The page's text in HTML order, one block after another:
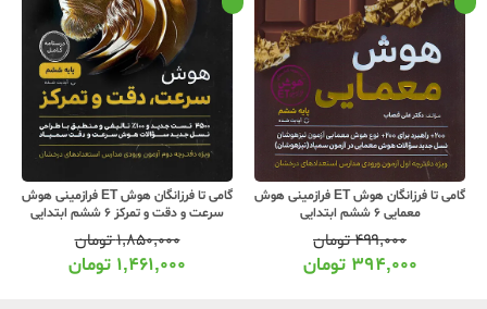
گامی تا فرزانگان هوش ET فرازمینی هوش
معمایی 6 ششم ابتدایی
۴۹۹,۰۰۰تومان
۳۹۴,۰۰۰ تومان
گامی تا فرزانگان هوش ET فرازمینی هوش
سرعت و دقت و تمرکز 6 ششم ابتدایی
۱,۸۵۰,۰۰۰تومان
۱,۴۶۱,۰۰۰ تومان